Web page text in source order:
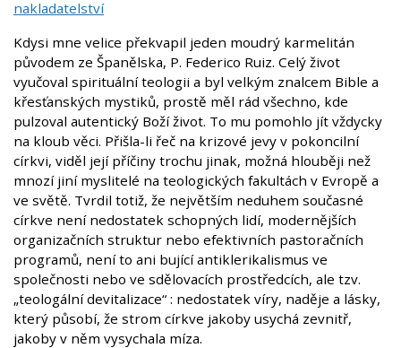
nakladatelství
Kdysi mne velice překvapil jeden moudrý karmelitán
původem ze Španělska, P. Federico Ruiz. Celý život
vyučoval spirituální teologii a byl velkým znalcem Bible a
křesťanských mystiků, prostě měl rád všechno, kde
pulzoval autentický Boží život. To mu pomohlo jít vždycky
na kloub věci. Přišla-li řeč na krizové jevy v pokoncilní
církvi, viděl její příčiny trochu jinak, možná hlouběji než
mnozí jiní myslitelé na teologických fakultách v Evropě a
ve světě. Tvrdil totiž, že největším neduhem současné
církve není nedostatek schopných lidí, modernějších
organizačních struktur nebo efektivních pastoračních
programů, není to ani bující antiklerikalismus ve
společnosti nebo ve sdělovacích prostředcích, ale tzv.
„teologální devitalizace“ : nedostatek víry, naděje a lásky,
který působí, že strom církve jakoby usychá zevnitř,
jakoby v něm vysychala míza.